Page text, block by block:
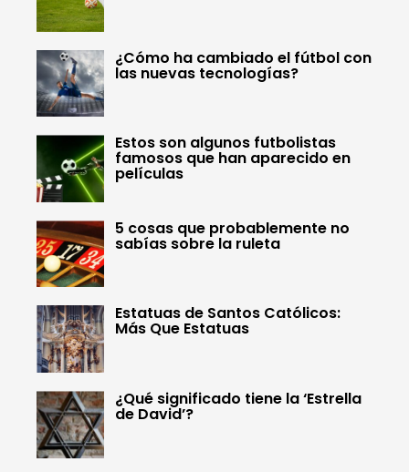
¿Cómo ha cambiado el fútbol con
las nuevas tecnologías?
Estos son algunos futbolistas
famosos que han aparecido en
películas
5 cosas que probablemente no
sabías sobre la ruleta
Estatuas de Santos Católicos:
Más Que Estatuas
¿Qué significado tiene la ‘Estrella
de David’?